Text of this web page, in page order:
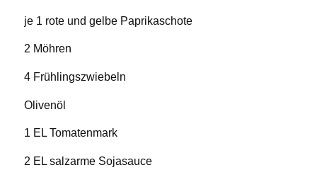
je 1 rote und gelbe Paprikaschote
2 Möhren
4 Frühlingszwiebeln
Olivenöl
1 EL Tomatenmark
2 EL salzarme Sojasauce